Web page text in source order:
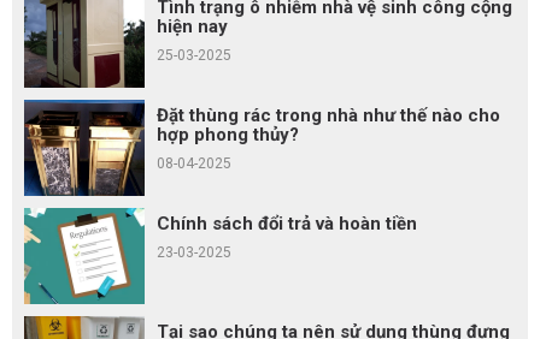
Tình trạng ô nhiễm nhà vệ sinh công cộng
hiện nay
25-03-2025
Đặt thùng rác trong nhà như thế nào cho
hợp phong thủy?
08-04-2025
Chính sách đổi trả và hoàn tiền
23-03-2025
Tại sao chúng ta nên sử dụng thùng đựng